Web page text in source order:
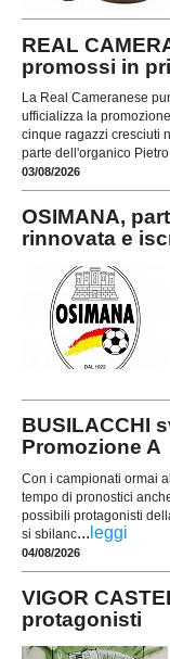
REAL
promossi in
La Real Cameranese
ufficializza la
cinque ragazzi cresciuti
parte dell'organico
03/08/2026
OSIMANA,
rinnovata e
BUSILACCHI
Promozione A
Con i campionati ormai
tempo di pronostici
possibili protagonisti
si sbilanc... leggi
04/08/2026
VIGOR
protagonisti